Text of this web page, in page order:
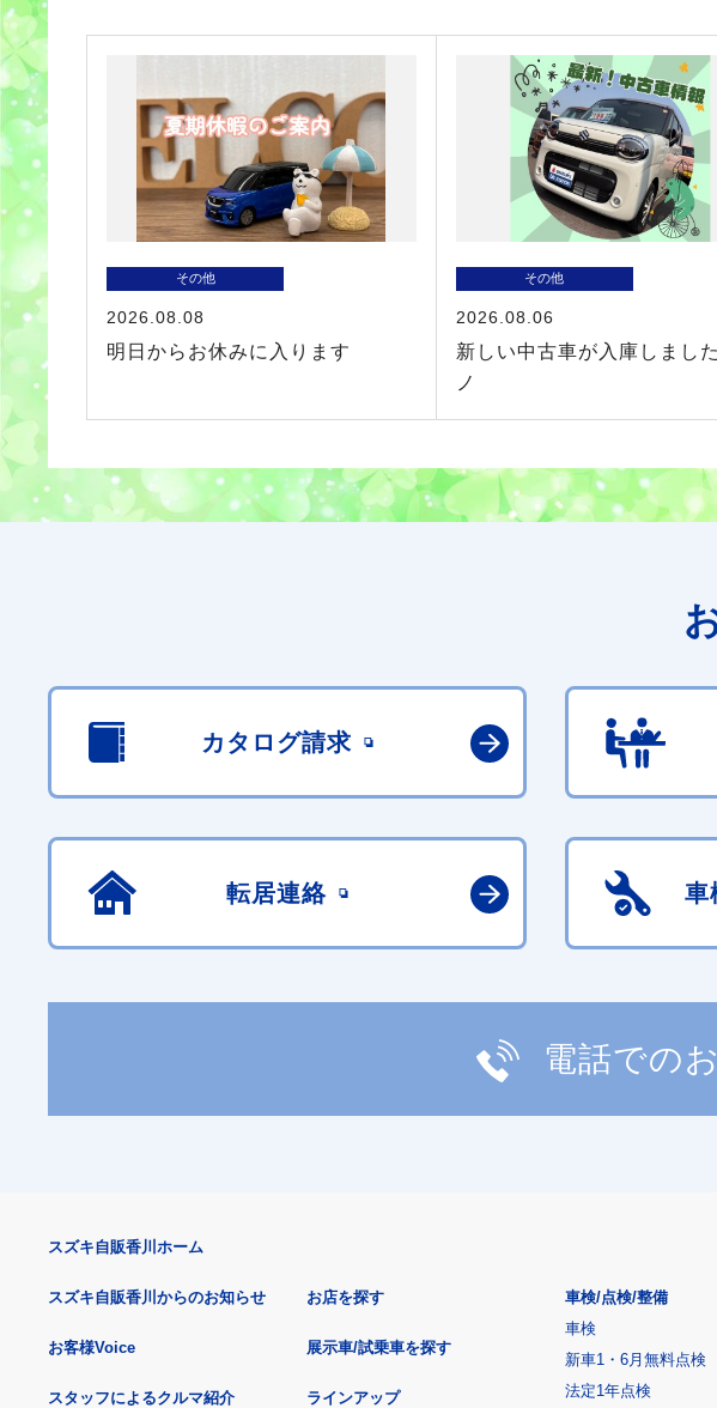
その他
2026.08.08
明日からお休みに入ります
その他
2026.08.06
新しい中古車が入庫しまし
ノ
カタログ請求
転居連絡 車
電話での
スズキ自販香川ホーム
スズキ自販香川からのお知らせ
お客様Voice
スタッフによるクルマ紹介
お店を探す
展示車/試乗車を探す
ラインアップ
車検/点検/整備
車検
新車1・6月無料点検
法定1年点検